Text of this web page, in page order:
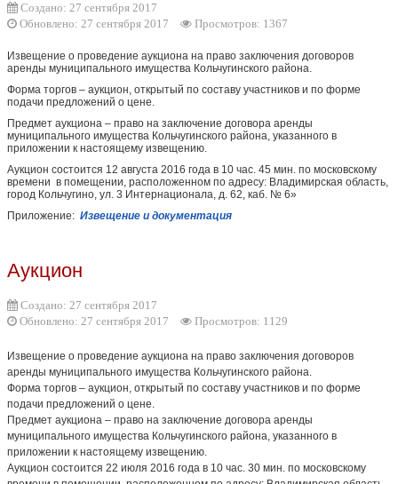
Создано: 27 сентября 2017
Обновлено: 27 сентября 2017
Просмотров: 1367
Извещение о проведение аукциона на право заключения договоров
аренды муниципального имущества Кольчугинского района.
Форма торгов – аукцион, открытый по составу участников и по форме
подачи предложений о цене.
Предмет аукциона – право на заключение договора аренды
муниципального имущества Кольчугинского района, указанного в
приложении к настоящему извещению.
Аукцион состоится 12 августа 2016 года в 10 час. 45 мин. по московскому
времени в помещении, расположенном по адресу: Владимирская область,
город Кольчугино, ул. 3 Интернационала, д. 62, каб. № 6»
Приложение: Извещение и документация
Аукцион
Создано: 27 сентября 2017
Обновлено: 27 сентября 2017
Просмотров: 1129
Извещение о проведение аукциона на право заключения договоров
аренды муниципального имущества Кольчугинского района.
Форма торгов – аукцион, открытый по составу участников и по форме
подачи предложений о цене.
Предмет аукциона – право на заключение договора аренды
муниципального имущества Кольчугинского района, указанного в
приложении к настоящему извещению.
Аукцион состоится 22 июля 2016 года в 10 час. 30 мин. по московскому